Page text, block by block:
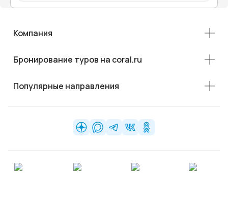
Компания
Бронирование туров на coral.ru
Популярные направления